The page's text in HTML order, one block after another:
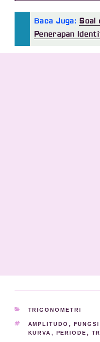
Baca Juga: Soal
Penerapan
KATEGORI
TRIGONOMETRI
TAG
AMPLITUDO ,
KURVA , PERIODE ,